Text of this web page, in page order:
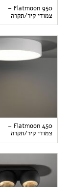
Flatmoon 950 –
צמודי קיר/תקרה
Flatmoon 450 –
צמודי קיר/תקרה